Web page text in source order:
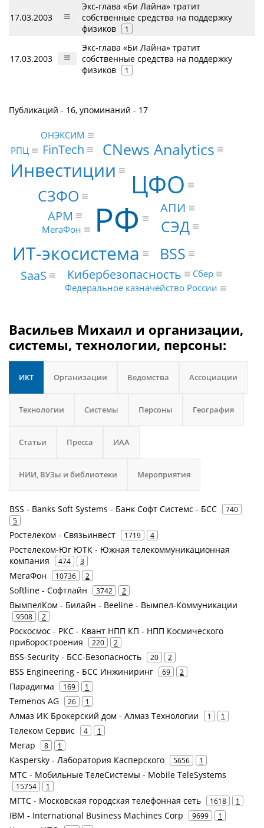
17.03.2003
Экс-глава «Би Лайна» тратит
собственные средства на поддержку
физиков
1
17.03.2003
Экс-глава «Би Лайна» тратит
собственные средства на поддержку
физиков
1
Публикаций - 16, упоминаний - 17
РФ
ЦФО
ИТ-экосистема
Инвестиции
BSS
СЭД
СЗФО
CNews Analytics
АПИ
АРМ
SaaS Кибербезопасность
FinTech
МегаФон
Сбер
РПЦ
ОНЭКСИМ
Федеральное казначейство России
Васильев Михаил и организации,
системы, технологии, персоны:
ИКТ Организации Ведомства Ассоциации
Технологии Системы Персоны География
Статьи Пресса ИАА
НИИ, ВУЗы и библиотеки Мероприятия
BSS - Banks Soft Systems - Банк Софт Системс - БСС
740
5
Ростелеком - Связьинвест 1719 4
Ростелеком-Юг ЮТК - Южная телекоммуникационная
компания
474 3
МегаФон 10736 2
Softline - Софтлайн 3742 2
ВымпелКом - Билайн - Beeline - Вымпел-Коммуникации
9508 2
Роскосмос - РКС - Квант НПП КП - НПП Космического
приборостроения
220 2
BSS-Security - БСС-Безопасность 20 2
BSS Engineering - БСС Инжиниринг 69 2
Парадигма 169 1
Temenos AG 26 1
Алмаз ИК Брокерский дом - Алмаз Технологии 1 1
Телеком Сервис 4 1
Мегар 8 1
Kaspersky - Лаборатория Касперского 5656 1
МТС - Мобильные ТелеСистемы - Mobile TeleSystems
15754 1
МГТС - Московская городская телефонная сеть 1618 1
IBM - International Business Machines Corp 9699 1